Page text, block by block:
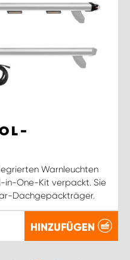
L -
Warnleuchten
in-One-Kit verpackt. Sie
Dachgepäckträger.
HINZUFÜGEN